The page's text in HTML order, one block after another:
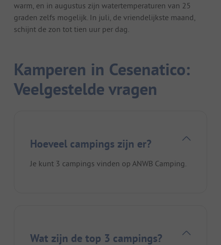
warm, en in augustus zijn watertemperaturen van 25
graden zelfs mogelijk. In juli, de vriendelijkste maand,
schijnt de zon tot tien uur per dag.
Kamperen in Cesenatico:
Veelgestelde vragen
Hoeveel campings zijn er?
Je kunt 3 campings vinden op ANWB Camping.
Wat zijn de top 3 campings?